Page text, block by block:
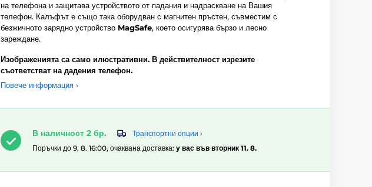
на телефона и защитава устройството от падания и надраскване на Вашия
телефон. Калъфът е също така оборудван с магнитен пръстен, съвместим с
безжичното зарядно устройство MagSafe, което осигурява бързо и лесно
зареждане.
Изображенията са само илюстративни. В действителност изрезите
съответстват на дадения телефон.
Повече информация ›
В наличност 2 бр.
Транспортни опции ›
Поръчки до 9. 8. 16:00, очаквана доставка: у вас във вторник 11. 8.